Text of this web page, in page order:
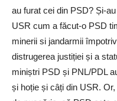
au furat cei din PSD? Și-
USR cum a făcut-o PSD
minerii si jandarmii
distrugerea justiției și a
miniștri PSD și PNL/PDL
și hoție și câți din USR.